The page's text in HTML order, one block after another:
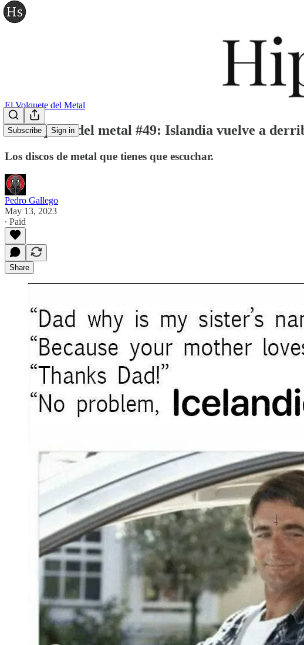
Subscribe Sign in
El Volquete del Metal
El volquete del metal #49: Islandia vuelve a
Los discos de metal que tienes que escuchar.
Pedro Gallego
May 13, 2023
∙ Paid
Share